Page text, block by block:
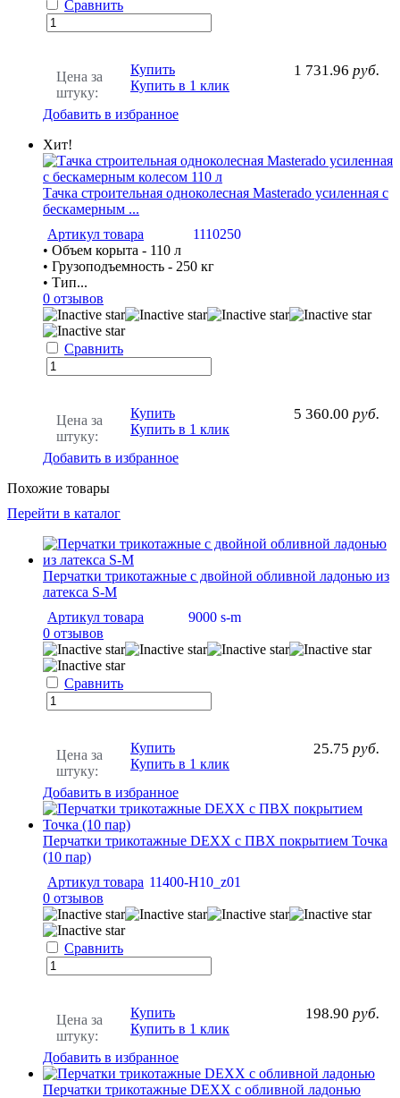
Сравнить
Цена за
штуку:
1 731.96 руб.
Купить
Купить в 1 клик
Добавить в избранное
Хит!
Тачка строительная одноколесная Masterado усиленная с
бескамерным ...
Артикул товара
1110250
• Объем корыта - 110 л
• Грузоподъемность - 250 кг
• Тип...
0 отзывов
Сравнить
Цена за
штуку:
5 360.00 руб.
Купить
Купить в 1 клик
Добавить в избранное
Похожие товары
Перейти в каталог
Перчатки трикотажные с двойной обливной ладонью из
латекса S-M
Артикул товара
9000 s-m
0 отзывов
Сравнить
Цена за
штуку:
25.75 руб.
Купить
Купить в 1 клик
Добавить в избранное
Перчатки трикотажные DEXX с ПВХ покрытием Точка
(10 пар)
Артикул товара 11400-H10_z01
0 отзывов
Сравнить
Цена за
штуку:
198.90 руб.
Купить
Купить в 1 клик
Добавить в избранное
Перчатки трикотажные DEXX с обливной ладонью